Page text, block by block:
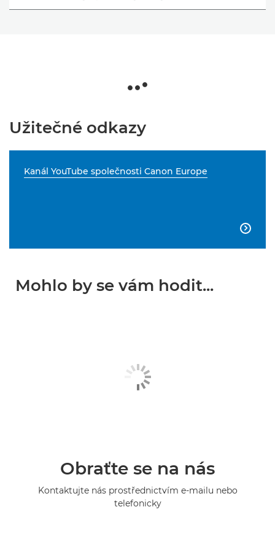
Užitečné odkazy
Kanál YouTube společnosti Canon Europe

Mohlo by se vám hodit...
Obraťte se na nás
Kontaktujte nás prostřednictvím e-mailu nebo
telefonicky